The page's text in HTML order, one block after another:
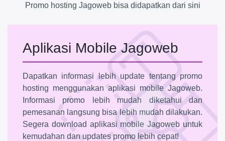
Promo hosting Jagoweb bisa didapatkan dari sini
Aplikasi Mobile Jagoweb
Dapatkan informasi lebih update tentang promo
hosting menggunakan aplikasi mobile Jagoweb.
Informasi promo lebih mudah diketahui dan
pemesanan langsung bisa lebih mudah dilakukan.
Segera download aplikasi mobile Jagoweb untuk
kemudahan dan updates promo lebih cepat!